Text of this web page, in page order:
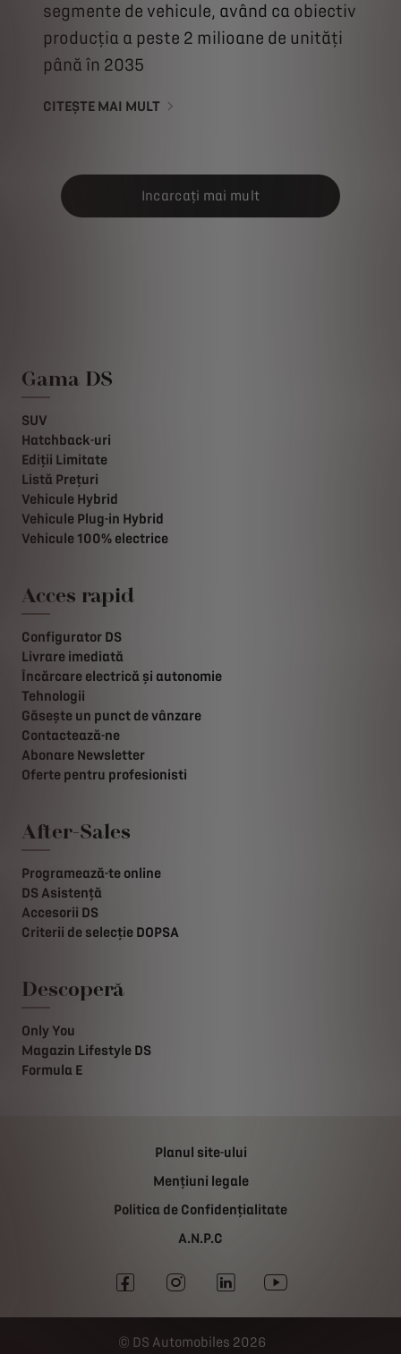
segmente de vehicule, având ca obiectiv
producția a peste 2 milioane de unități
până în 2035
CITEȘTE MAI MULT
Incarcați mai mult
Gama DS
SUV
Hatchback-uri
Ediții Limitate
Listă Prețuri
Vehicule Hybrid
Vehicule Plug-in Hybrid
Vehicule 100% electrice
Acces rapid
Configurator DS
Livrare imediată
Încărcare electrică și autonomie
Tehnologii
Găsește un punct de vânzare
Contactează-ne
Abonare Newsletter
Oferte pentru profesionisti
After-Sales
Programează-te online
DS Asistență
Accesorii DS
Criterii de selecție DOPSA
Descoperă
Only You
Magazin Lifestyle DS
Formula E
Planul site-ului
Mențiuni legale
Politica de Confidențialitate
A.N.P.C
DS Automobiles 2026